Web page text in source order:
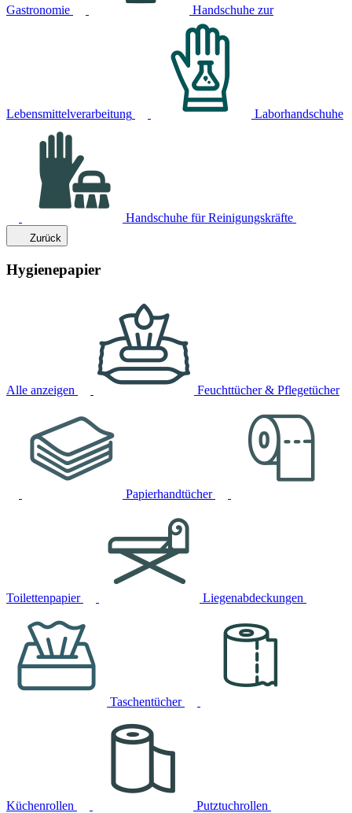
Gastronomie Handschuhe zur
Lebensmittelverarbeitung Laborhandschuhe
Handschuhe für Reinigungskräfte
Zurück
Hygienepapier
Alle anzeigen Feuchttücher & Pflegetücher
Papierhandtücher
Toilettenpapier Liegenabdeckungen
Taschentücher
Küchenrollen Putztuchrollen